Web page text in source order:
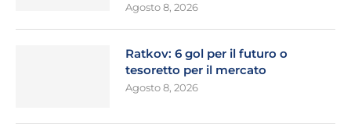
Agosto 8, 2026
Ratkov: 6 gol per il futuro o
tesoretto per il mercato
Agosto 8, 2026